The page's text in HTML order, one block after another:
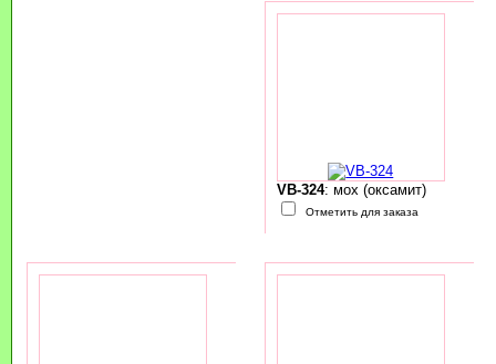
VB-324: мох (оксамит)
Отметить для заказа